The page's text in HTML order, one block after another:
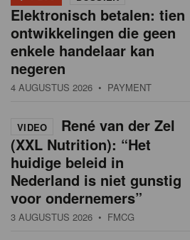
Elektronisch betalen: tien
ontwikkelingen die geen
enkele handelaar kan
negeren
4 AUGUSTUS 2026 • PAYMENT
VIDEO
René van der Zel
(XXL Nutrition): “Het
huidige beleid in
Nederland is niet gunstig
voor ondernemers”
3 AUGUSTUS 2026 • FMCG